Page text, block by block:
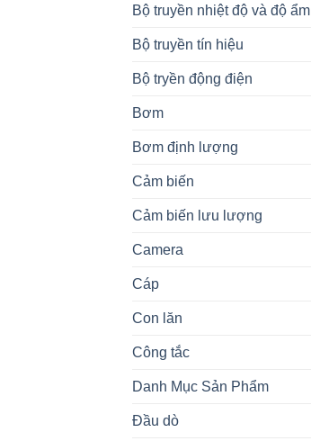
Bộ truyền nhiệt độ và độ ẩm
Bộ truyền tín hiệu
Bộ tryền động điện
Bơm
Bơm định lượng
Cảm biến
Cảm biến lưu lượng
Camera
Cáp
Con lăn
Công tắc
Danh Mục Sản Phẩm
Đầu dò